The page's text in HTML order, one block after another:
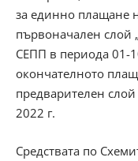
за единно плащане
първоначален слой
СЕПП в периода 01-
окончателното
предварителен
2022 г.
Средствата по